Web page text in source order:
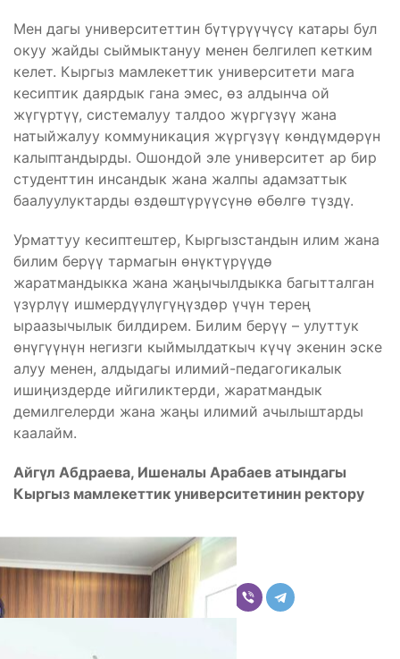
Мен дагы университеттин бүтүрүүчүсү катары бул
окуу жайды сыймыктануу менен белгилеп кетким
келет. Кыргыз мамлекеттик университети мага
кесиптик даярдык гана эмес, өз алдынча ой
жүгүртүү, системалуу талдоо жүргүзүү жана
натыйжалуу коммуникация жүргүзүү көндүмдөрүн
калыптандырды. Ошондой эле университет ар бир
студенттин инсандык жана жалпы адамзаттык
баалуулуктарды өздөштүрүүсүнө өбөлгө түздү.
Урматтуу кесиптештер, Кыргызстандын илим жана
билим берүү тармагын өнүктүрүүдө
жаратмандыкка жана жаңычылдыкка багытталган
үзүрлүү ишмердүүлүгүңүздөр үчүн терең
ыраазычылык билдирем. Билим берүү – улуттук
өнүгүүнүн негизги кыймылдаткыч күчү экенин эске
алуу менен, алдыдагы илимий-педагогикалык
ишиңиздерде ийгиликтерди, жаратмандык
демилгелерди жана жаңы илимий ачылыштарды
каалайм.
Айгүл Абдраева, Ишеналы Арабаев атындагы
Кыргыз мамлекеттик университетинин ректору
Бөлүшүү